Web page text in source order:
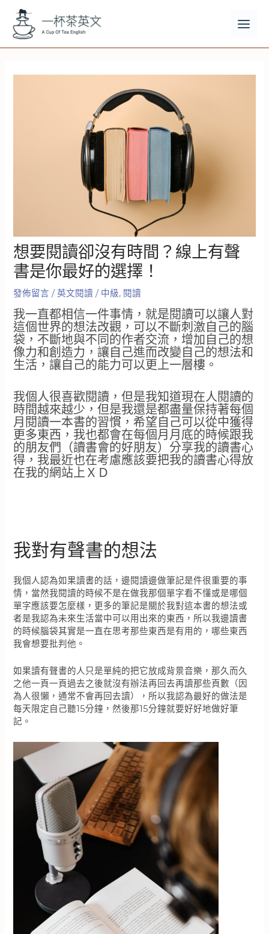
想要閱讀卻沒有時間？線上有聲
書是你最好的選擇！
發佈留言 /英文閱讀 / 中級, 閱讀
我一直都相信一件事情，就是閱讀可以讓人對
這個世界的想法改觀，可以不斷刺激自己的腦
袋，不斷地與不同的作者交流，增加自己的想
像力和創造力，讓自己進而改變自己的想法和
生活，讓自己的能力可以更上一層樓。
我個人很喜歡閱讀，但是我知道現在人閱讀的
時間越來越少，但是我還是都盡量保持著每個
月閱讀一本書的習慣，希望自己可以從中獲得
更多東西，我也都會在每個月月底的時候跟我
的朋友們（讀書會的好朋友）分享我的讀書心
得，我最近也在考慮應該要把我的讀書心得放
在我的網站上ＸＤ
我對有聲書的想法
我個人認為如果讀書的話，邊閱讀邊做筆記是件很重要的事
情，當然我閱讀的時候不是在做我那個單字看不懂或是哪個
單字應該要怎麼樣，更多的筆記是關於我對這本書的想法或
者是我認為未來生活當中可以用出來的東西，所以我邊讀書
的時候腦袋其實是一直在思考那些東西是有用的，哪些東西
我會想要批判他。
如果讀有聲書的人只是單純的把它放成背景音樂，那久而久
之他一頁一頁過去之後就沒有辦法再回去再讀那些頁數（因
為人很懶，通常不會再回去讀），所以我認為最好的做法是
每天限定自己聽15分鐘，然後那15分鐘就要好好地做好筆
記。